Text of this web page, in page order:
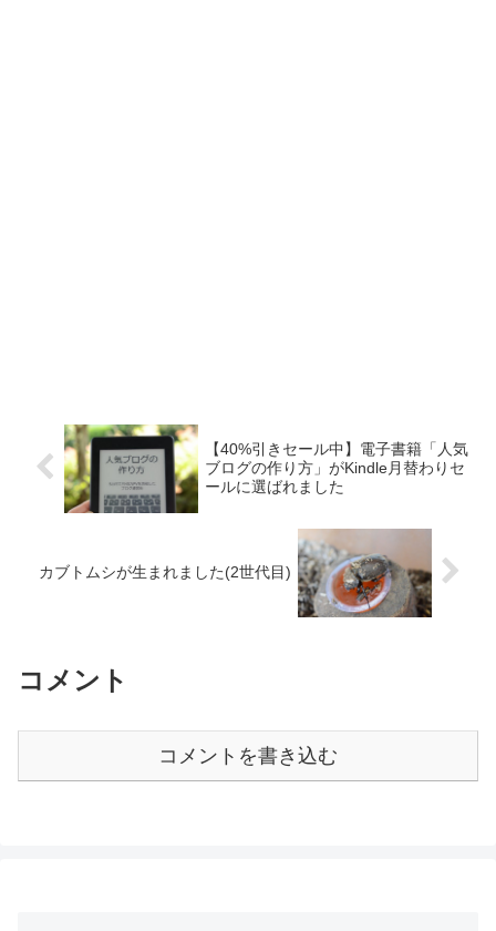
【40%引きセール中】電子書籍「人気
ブログの作り方」がKindle月替わりセ
ールに選ばれました
カブトムシが生まれました(2世代目)
コメント
コメントを書き込む